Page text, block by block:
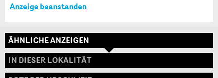
Adresse
Anzeige beanstanden
ÄHNLICHE ANZEIGEN
IN DIESER LOKALITÄT